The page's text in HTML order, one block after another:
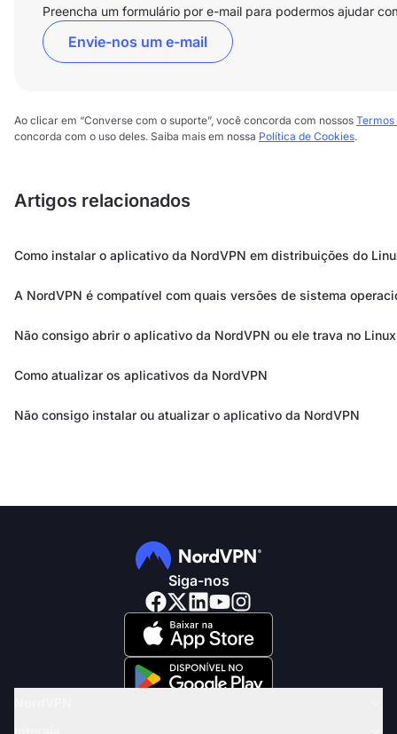
Preencha um formulário por e-mail para podermos ajudar
Envie-nos um e-mail
Ao clicar em “Converse com o suporte”, você concorda com nossos
concorda com o uso deles. Saiba mais em nossa Política de Cookies.
Artigos relacionados
Como instalar o aplicativo da NordVPN em distribuições do
A NordVPN é compatível com quais versões de sistema
Não consigo abrir o aplicativo da NordVPN ou ele trava no Linux
Como atualizar os aplicativos da NordVPN
Não consigo instalar ou atualizar o aplicativo da NordVPN
Siga-nos